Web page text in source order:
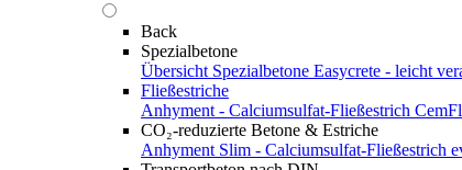
Back
Spezialbetone
Übersicht Spezialbetone Easycrete - leicht
Fließestriche
Anhyment - Calciumsulfat-Fließestrich
CO₂-reduzierte Betone & Estriche
Anhyment Slim - Calciumsulfat-Fließestrich